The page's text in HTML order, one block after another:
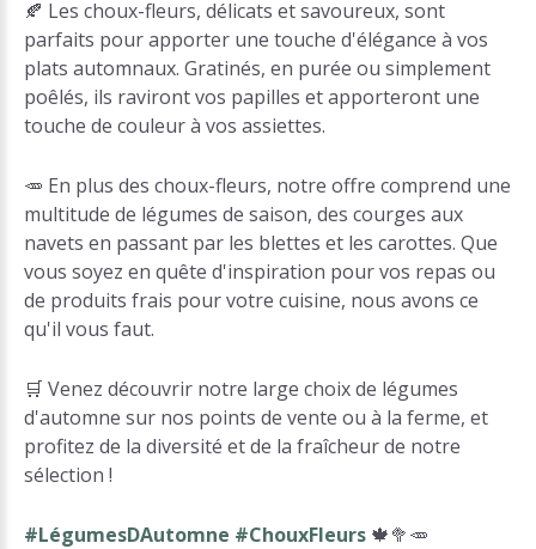
🍂 Les choux-fleurs, délicats et savoureux, sont
parfaits pour apporter une touche d'élégance à vos
plats automnaux. Gratinés, en purée ou simplement
poêlés, ils raviront vos papilles et apporteront une
touche de couleur à vos assiettes.
🥕 En plus des choux-fleurs, notre offre comprend une
multitude de légumes de saison, des courges aux
navets en passant par les blettes et les carottes. Que
vous soyez en quête d'inspiration pour vos repas ou
de produits frais pour votre cuisine, nous avons ce
qu'il vous faut.
🛒 Venez découvrir notre large choix de légumes
d'automne sur nos points de vente ou à la ferme, et
profitez de la diversité et de la fraîcheur de notre
sélection !
#LégumesDAutomne #ChouxFleurs 🍁🥦🥕